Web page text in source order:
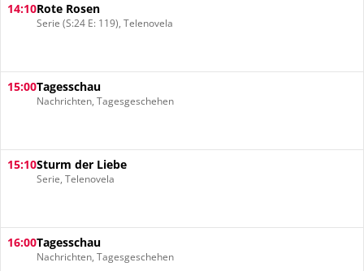
14:10Rote Rosen
Serie (S:24 E: 119), Telenovela
15:00Tagesschau
Nachrichten, Tagesgeschehen
15:10Sturm der Liebe
Serie, Telenovela
16:00Tagesschau
Nachrichten, Tagesgeschehen